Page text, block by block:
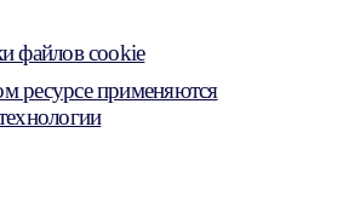
файлов cookie
ресурсе применяются